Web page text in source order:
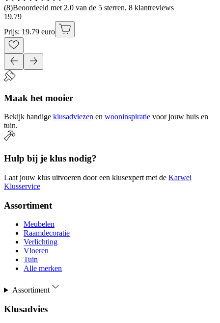
(8)Beoordeeld met 2.0 van de 5 sterren, 8 klantreviews
19.79
Prijs: 19.79 euro
Maak het mooier
Bekijk handige klusadviezen en wooninspiratie voor jouw huis en
tuin.
Hulp bij je klus nodig?
Laat jouw klus uitvoeren door een klusexpert met de Karwei
Klusservice
Assortiment
Meubelen
Raamdecoratie
Verlichting
Vloeren
Tuin
Alle merken
Assortiment
Klusadvies